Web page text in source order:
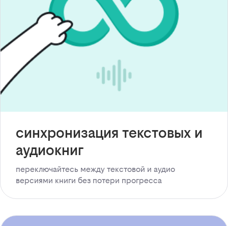
синхронизация текстовых и
аудиокниг
переключайтесь между текстовой и аудио
версиями книги без потери прогресса